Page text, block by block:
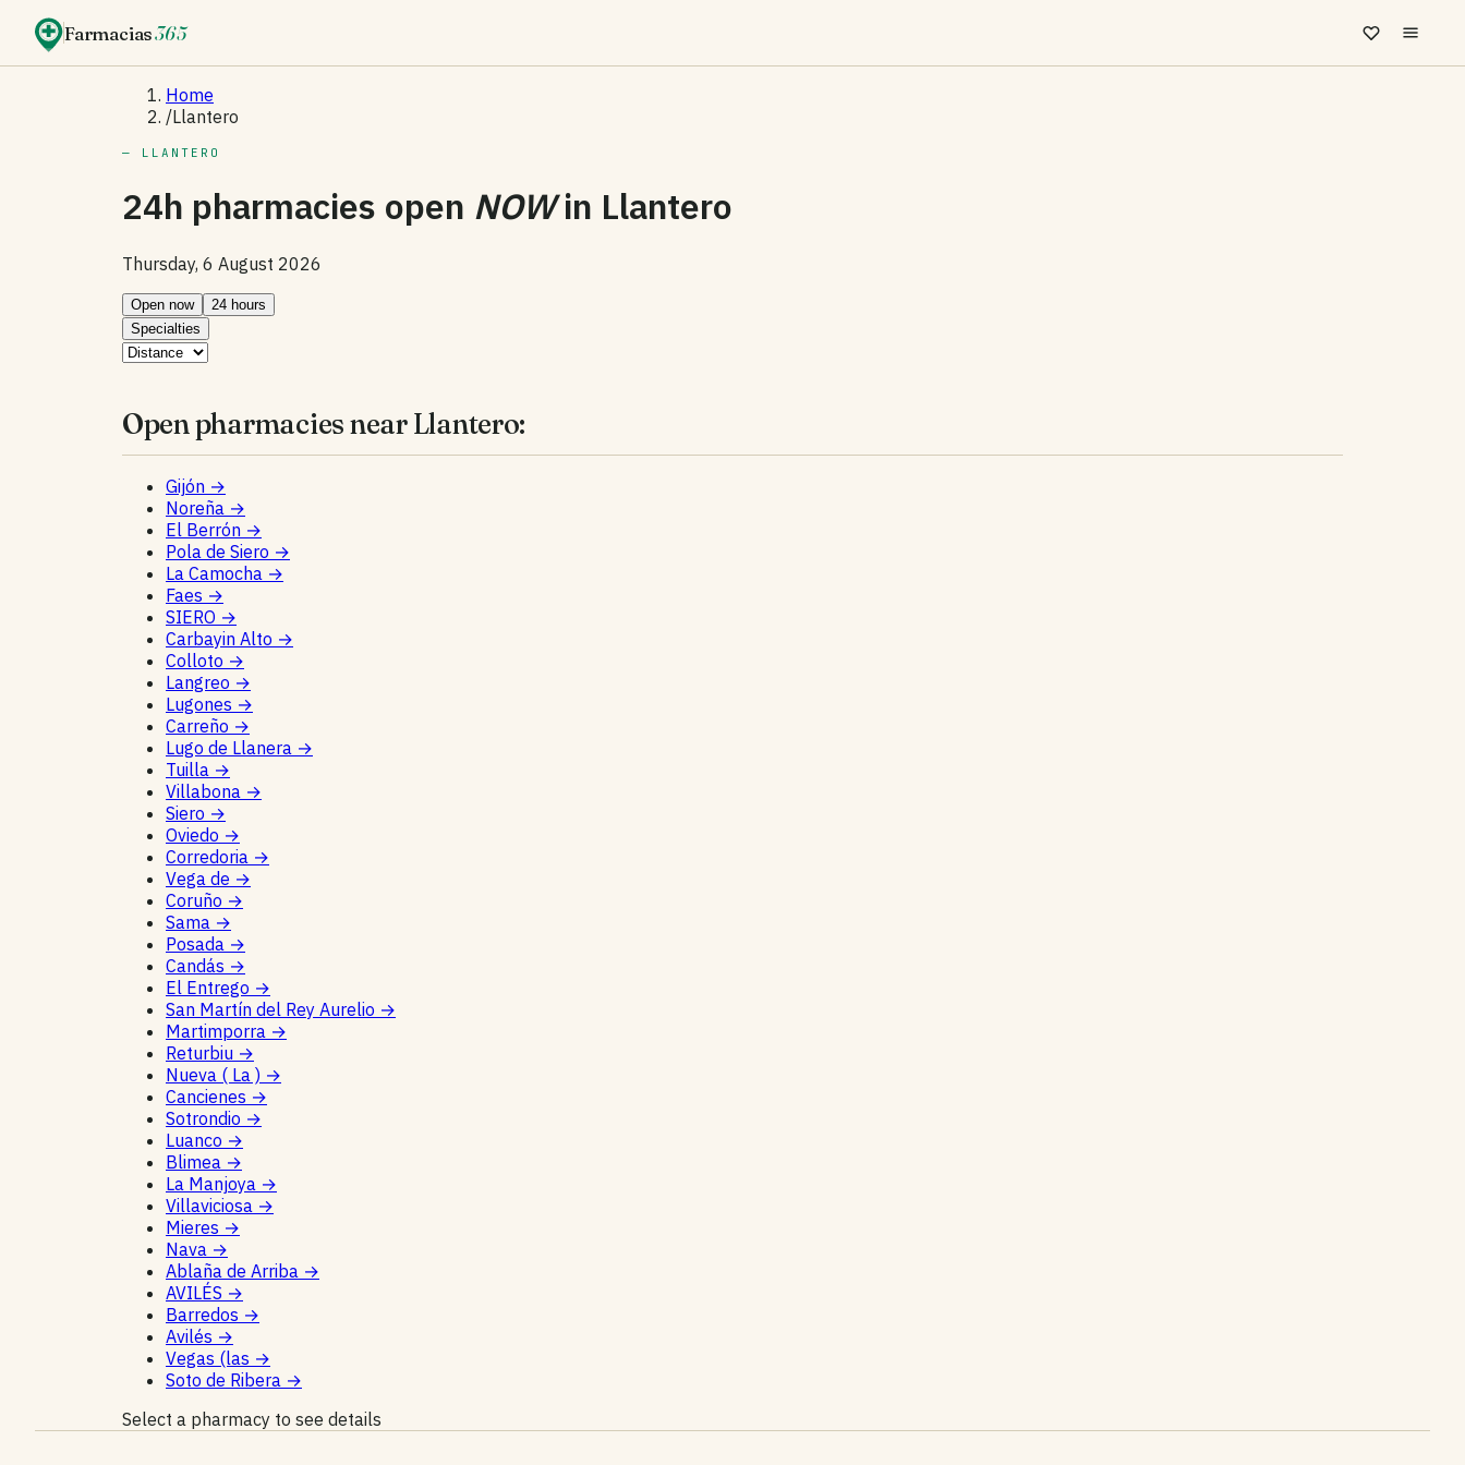
Farmacias365
Home
/Llantero
— LLANTERO
24h pharmacies open NOWin Llantero
Thursday, 6 August 2026
Open now
24 hours
Specialties
Open pharmacies near Llantero:
Gijón →
Noreña →
El Berrón →
Pola de Siero →
La Camocha →
Faes →
SIERO →
Carbayin Alto →
Colloto →
Langreo →
Lugones →
Carreño →
Lugo de Llanera →
Tuilla →
Villabona →
Siero →
Oviedo →
Corredoria →
Vega de →
Coruño →
Sama →
Posada →
Candás →
El Entrego →
San Martín del Rey Aurelio →
Martimporra →
Returbiu →
Nueva ( La ) →
Cancienes →
Sotrondio →
Luanco →
Blimea →
La Manjoya →
Villaviciosa →
Mieres →
Nava →
Ablaña de Arriba →
AVILÉS →
Barredos →
Avilés →
Vegas (las →
Soto de Ribera →
Select a pharmacy to see details